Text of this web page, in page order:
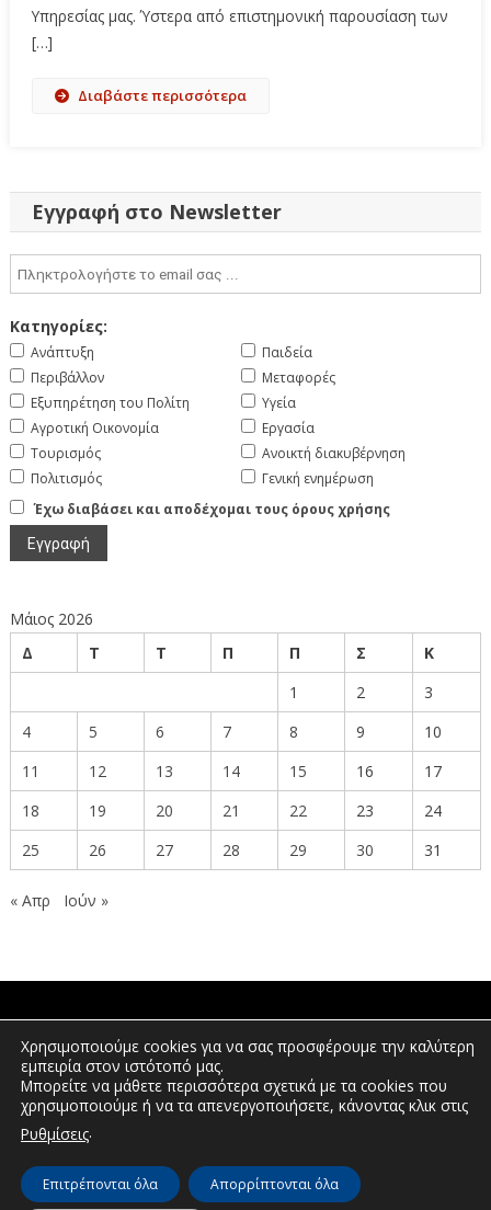
Υπηρεσίας μας. Ύστερα από επιστημονική παρουσίαση των
[…]
Διαβάστε περισσότερα
Εγγραφή στο Newsletter
Κατηγορίες:
Ανάπτυξη
Περιβάλλον
Εξυπηρέτηση του Πολίτη
Αγροτική Οικονομία
Τουρισμός
Πολιτισμός
Παιδεία
Μεταφορές
Υγεία
Εργασία
Ανοικτή διακυβέρνηση
Γενική ενημέρωση
Έχω διαβάσει και αποδέχομαι τους όρους χρήσης
Μάιος 2026
Δ
Τ Τ Π Π Σ
Κ
1
2
3
4
5 6 7 8 9
10
11
12 13 14 15 16
17
18
19 20 21 22 23
24
25
26 27 28 29 30 31
« Απρ Ιούν »
ΠΟΛΙΤΕΣ
ΕΠΕΝΔΥΤΕΣ
© Διεύθυνση Διαφάνειας & Ηλεκτρονικής Διακυβέρνησης | Περιφέρεια
Χρησιμοποιούμε cookies για να σας προσφέρουμε την καλύτερη
εμπειρία στον ιστότοπό μας.
Μπορείτε να μάθετε περισσότερα σχετικά με τα cookies που
χρησιμοποιούμε ή να τα απενεργοποιήσετε, κάνοντας κλικ στις
Ρυθμίσεις.
Επιτρέπονται όλα Απορρίπτονται όλα